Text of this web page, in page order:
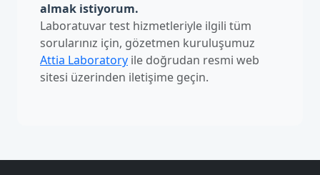
almak istiyorum.
Laboratuvar test hizmetleriyle ilgili tüm
sorularınız için, gözetmen kuruluşumuz
Attia Laboratory ile doğrudan resmi web
sitesi üzerinden iletişime geçin.